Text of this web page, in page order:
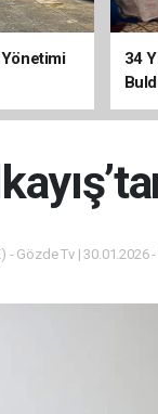
34
- Gözde Tv | 30.01.2026